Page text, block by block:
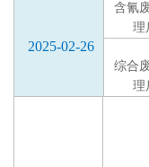
2025-02-26
含氰
理
综合
理